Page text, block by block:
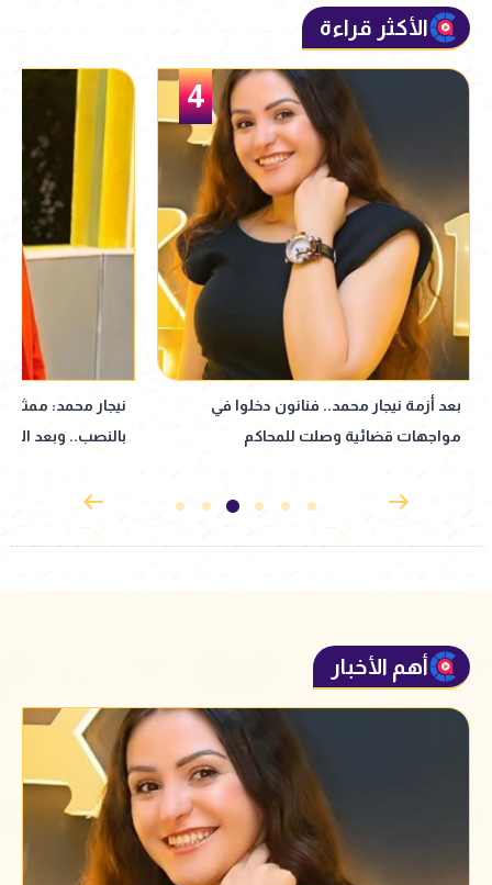
الأكثر قراءة
5
نيجار محمد: ممثل عرفني على المتهم
بالنصب.. وبعد الأزمة انسحب| خاص
نبيلة عبيد تعود
إذاعي جديد مأخوذ
أهم الأخبار